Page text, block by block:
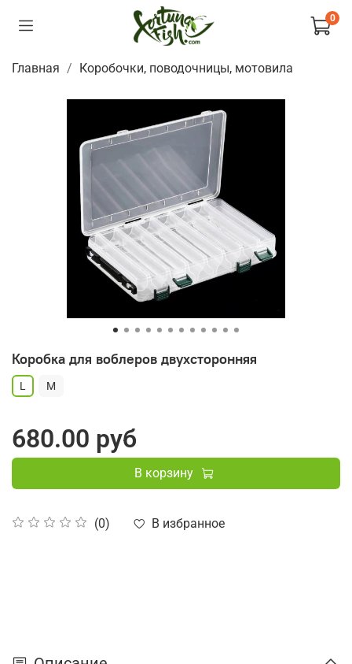
0
Главная Коробочки, поводочницы, мотовила
Коробка для воблеров двухсторонняя
(0) В избранное
L M
680.00 руб
В корзину